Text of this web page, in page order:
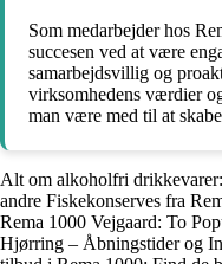
Som medarbejder hos
succesen ved at være
samarbejdsvillig og
virksomhedens værdier
man være med til at
Alt om alkoholfri
andre Fiskekonserves fra
Rema 1000 Vejgaard: To
Hjørring – Åbningstider og